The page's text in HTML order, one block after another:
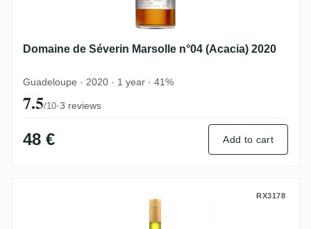
Domaine de Séverin Marsolle n°04 (Acacia) 2020
Guadeloupe · 2020 · 1 year · 41%
7.5/10·3 reviews
48 € Add to cart
Domaine de Séverin Rhum Vieux 1984
RX3178